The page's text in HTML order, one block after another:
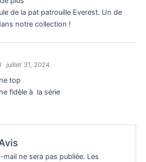
de la pat patrouille Everest. Un de
notre collection !
juillet 31, 2024
top
fidèle à la série
ne sera pas publiée. Les